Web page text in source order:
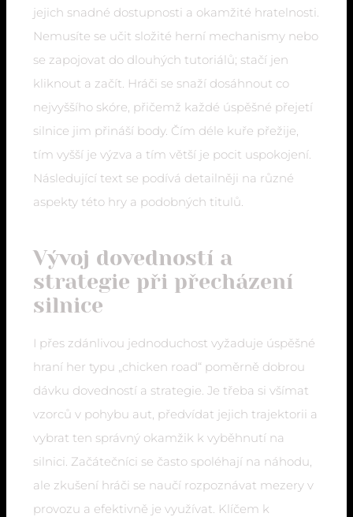
jejich snadné dostupnosti a okamžité hratelnosti.
Nemusíte se učit složité herní mechanismy nebo
se zapojovat do dlouhých tutoriálů; stačí jen
kliknout a začít. Hráči se snaží dosáhnout co
nejvyššího skóre, přičemž každé úspěšné přejetí
silnice jim přináší body. Čím déle kuře přežije,
tím vyšší je výzva a tím větší je pocit uspokojení.
Následující text se podívá detailněji na různé
aspekty této hry a podobných titulů.
Vývoj dovedností a
strategie při přecházení
silnice
I přes zdánlivou jednoduchost vyžaduje úspěšné
hraní her typu „chicken road“ poměrně dobrou
dávku dovedností a strategie. Je třeba si všímat
vzorců v pohybu aut, předvídat jejich trajektorii a
vybrat ten správný okamžik k vyběhnutí na
silnici. Začátečníci se často spoléhají na náhodu,
ale zkušení hráči se naučí rozpoznávat mezery v
provozu a efektivně je využívat. Klíčem k